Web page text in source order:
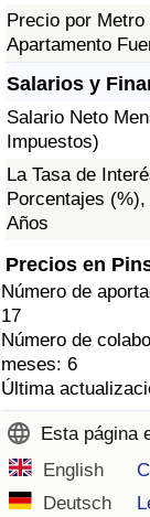
Precio por
Apartamento
Salarios y
Salario Neto
Impuestos)
La Tasa de
Porcentajes
Años
Precios en
Número de
17
Número de
meses: 6
Última
Esta página
English
Deutsch